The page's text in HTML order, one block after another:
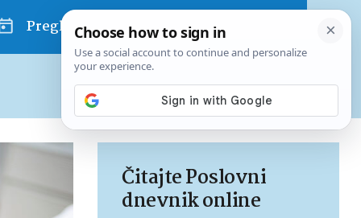
Pregled dana
Već od 10 EUR mjesečno
Čitajte Poslovni
dnevnik online